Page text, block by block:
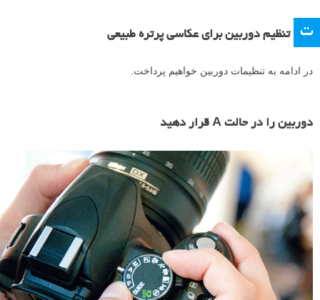
ما از آن استفاده کردیم، مقدار بیشتری از اطراف را در کادر بیاورید. این نوع
عکسها مخصوصاً برای عکاسی از چند نفر در یک کادر بسیار مناسب می